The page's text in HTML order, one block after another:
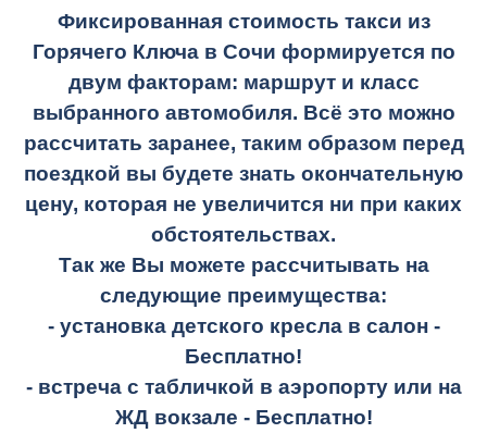
Фиксированная стоимость такси из
Горячего Ключа в Сочи формируется по
двум факторам: маршрут и класс
выбранного автомобиля. Всё это можно
рассчитать заранее, таким образом перед
поездкой вы будете знать окончательную
цену, которая не увеличится ни при каких
обстоятельствах.
Так же Вы можете рассчитывать на
следующие преимущества:
- установка детского кресла в салон -
Бесплатно!
- встреча с табличкой в аэропорту или на
ЖД вокзале - Бесплатно!